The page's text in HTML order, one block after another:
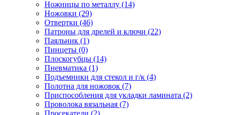
Ножницы по металлу (14)
Ножовки (29)
Отвертки (46)
Патроны для дрелей и ключи (22)
Паяльник (1)
Пинцеты (0)
Плоскогубцы (14)
Пневматика (1)
Подъемники для стекол и г/к (4)
Полотна для ножовок (7)
Приспособления для укладки ламината (2)
Проволока вязальная (7)
Просекатели (2)